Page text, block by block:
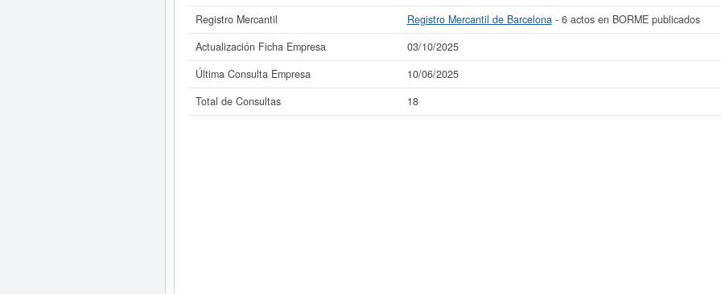
Registro Mercantil
Registro Mercantil de Barcelona- 6 actos en BORME publicados
Actualización Ficha Empresa
03/10/2025
Última Consulta Empresa
10/06/2025
Total de Consultas
18